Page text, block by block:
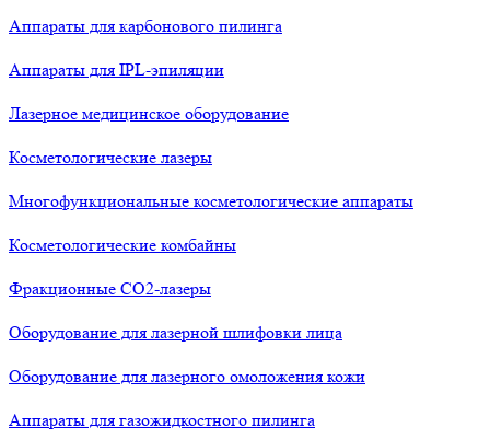
Аппараты для карбонового пилинга
Аппараты для IPL-эпиляции
Лазерное медицинское оборудование
Косметологические лазеры
Многофункциональные косметологические аппараты
Косметологические комбайны
Фракционные СО2-лазеры
Оборудование для лазерной шлифовки лица
Оборудование для лазерного омоложения кожи
Аппараты для газожидкостного пилинга